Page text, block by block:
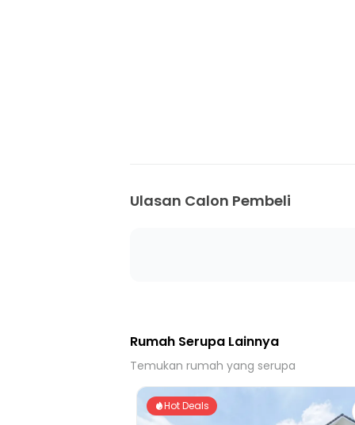
Ulasan Calon Pembeli
Rumah Serupa Lainnya
Temukan rumah yang serupa
Hot Deals